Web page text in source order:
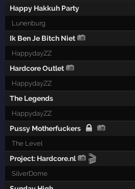
Happy Hakkuh Party
Lunenburg
Ik Ben Je Bitch Niet
HappydayZZ
Hardcore Outlet
HappydayZZ
The Legends
HappydayZZ
Pussy Motherfuckers
The Level
Project: Hardcore.nl 🎬
SilverDome